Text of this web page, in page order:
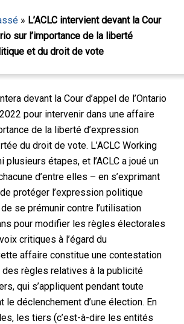
» L’ACLC intervient devant la Cour
sur l’importance de la liberté
et du droit de vote
devant la Cour d’appel de l’Ontario
pour intervenir dans une affaire
de la liberté d’expression
du droit de vote. L’ACLC Working
plusieurs étapes, et l’ACLC a joué un
d’entre elles – en s’exprimant
protéger l’expression politique
se prémunir contre l’utilisation
pour modifier les règles électorales
critiques à l’égard du
affaire constitue une contestation
règles relatives à la publicité
qui s’appliquent pendant toute
le déclenchement d’une élection. En
les tiers (c’est-à-dire les entités